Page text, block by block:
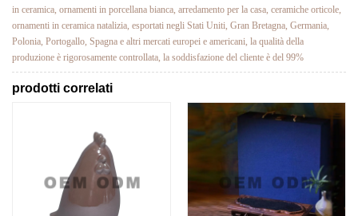
in ceramica, ornamenti in porcellana bianca, arredamento per la casa, ceramiche orticole,
ornamenti in ceramica natalizia, esportati negli Stati Uniti, Gran Bretagna, Germania,
Polonia, Portogallo, Spagna e altri mercati europei e americani, la qualità della
produzione è rigorosamente controllata, la soddisfazione del cliente è del 99%
prodotti correlati